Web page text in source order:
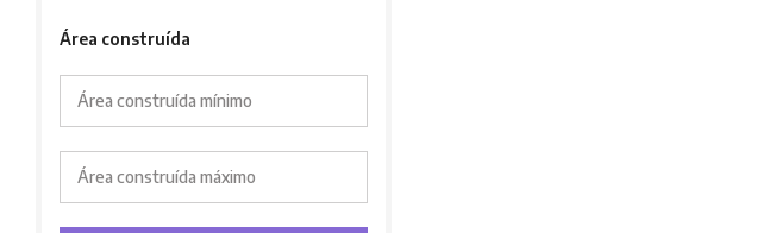
Área construída
Área construída mínimo
Área construída máximo